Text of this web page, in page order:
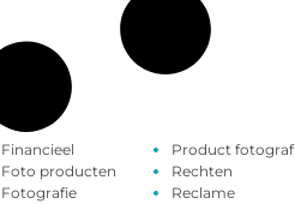
Financieel
Foto producten
Fotografie
Product
Rechten
Reclame